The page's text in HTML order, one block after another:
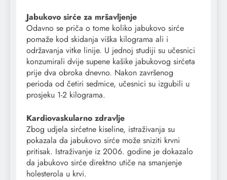
Jabukovo sirće za mršavljenje
Odavno se priča o tome koliko jabukovo sirće
pomaže kod skidanja viška kilograma ali i
održavanja vitke linije. U jednoj studiji su učesnici
konzumirali dvije supene kašike jabukovog sirćeta
prije dva obroka dnevno. Nakon završenog
perioda od četiri sedmice, učesnici su izgubili u
prosjeku 1-2 kilograma.
Kardiovaskularno zdravlje
Zbog udjela sirćetne kiseline, istraživanja su
pokazala da jabukovo sirće može sniziti krvni
pritisak. Istraživanje iz 2006. godine je dokazalo
da jabukovo sirće direktno utiče na smanjenje
holesterola u krvi.